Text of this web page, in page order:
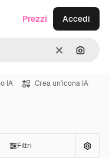
CancellaCerca
Prezzi Accedi
IA Crea un'icona IA
Filtri